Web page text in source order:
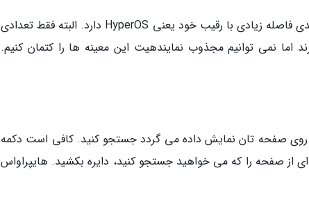
در زمینه هوش مصنوعی، OneUI بدون هیچ شک و تردیدی فاصله زیادی با رقیب خود یعنی HyperOS دارد. البته فقط تعدادی
نمی توانیم مجذوب نمایندهیت این معینه ها را کتمان کنیم.
روی صفحه تان نمایش داده می گردد جستجو کنید. کافی است دکمه
ای از صفحه را که می خواهید جستجو کنید، دایره بکشید. هایپراواس